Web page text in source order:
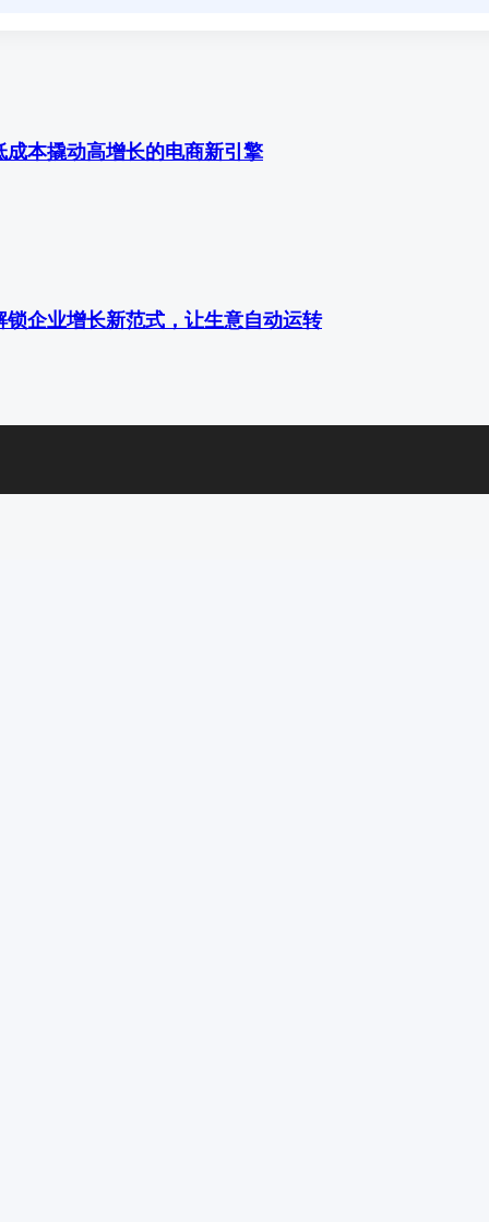
本撬动高增长的电商新引擎
企业增长新范式，让生意自动运转